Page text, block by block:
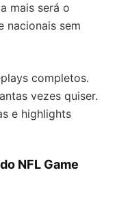
mais será o
nacionais sem
completos.
vezes quiser.
e highlights
NFL Game